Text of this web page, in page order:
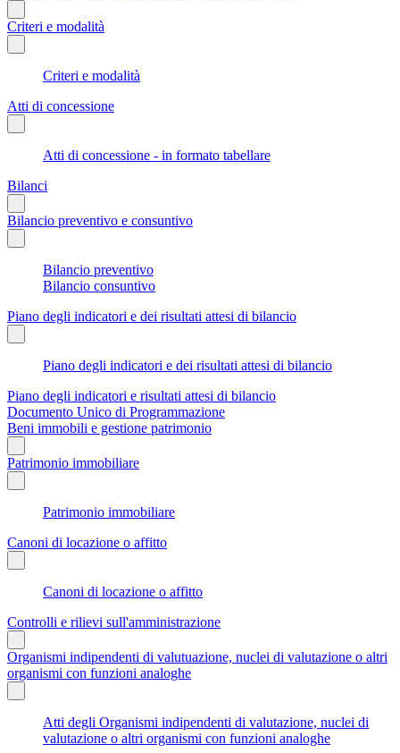
Criteri e modalità
Criteri e modalità
Atti di concessione
Atti di concessione - in formato tabellare
Bilanci
Bilancio preventivo e consuntivo
Bilancio preventivo
Bilancio consuntivo
Piano degli indicatori e dei risultati attesi di bilancio
Piano degli indicatori e dei risultati attesi di bilancio
Piano degli indicatori e risultati attesi di bilancio
Documento Unico di Programmazione
Beni immobili e gestione patrimonio
Patrimonio immobiliare
Patrimonio immobiliare
Canoni di locazione o affitto
Canoni di locazione o affitto
Controlli e rilievi sull'amministrazione
Organismi indipendenti di valutuazione, nuclei di valutazione o altri
organismi con funzioni analoghe
Atti degli Organismi indipendenti di valutazione, nuclei di
valutazione o altri organismi con funzioni analoghe